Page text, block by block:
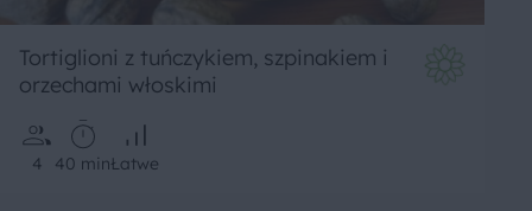
Tortiglioni z tuńczykiem, szpinakiem i
orzechami włoskimi
4 40 minŁatwe